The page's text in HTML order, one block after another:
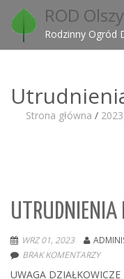
ROD
Rodzinny Ogród
Strona główna / 2023
UTRUDNIENIA
WRZ 01, 2023
BRAK KOMENTARZY
UWAGA DZIAŁKOWICZE